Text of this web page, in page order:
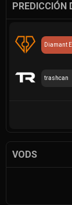
PREDICCIÓN
Diamant
trashcan
VODS